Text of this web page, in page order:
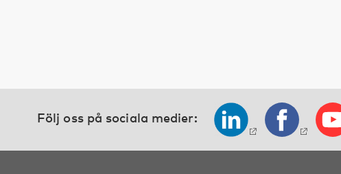
Följ oss på sociala medier: